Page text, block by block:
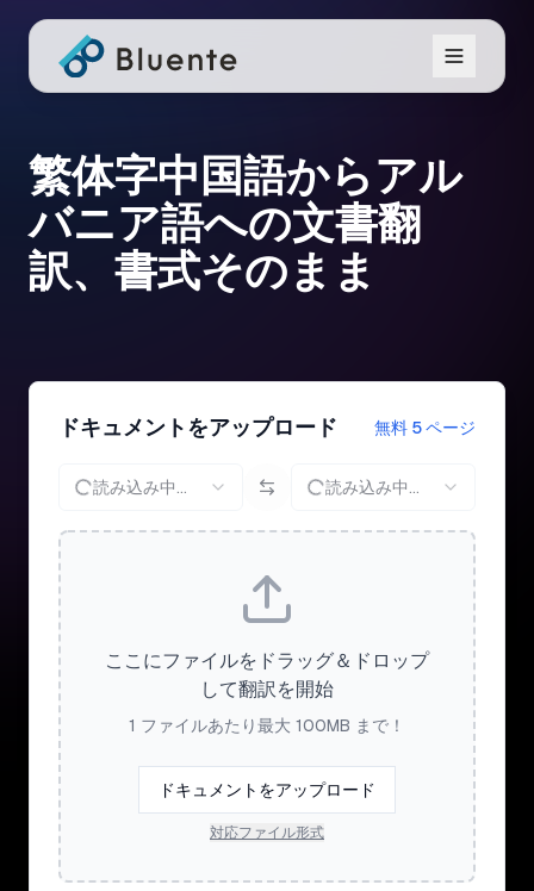
繁体字中国語からアル
バニア語への文書翻
訳、書式そのまま
ドキュメントをアップロード 無料 5 ページ
読み込み中... 読み込み中...
ここにファイルをドラッグ＆ドロップ
して翻訳を開始
1 ファイルあたり最大 100MB まで！
ドキュメントをアップロード
対応ファイル形式